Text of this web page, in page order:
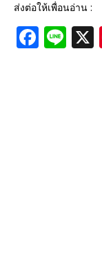
ส่งต่อให้เพื่อนอ่าน :
F Li